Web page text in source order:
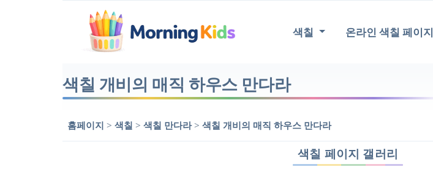
색칠 온라인 색칠 페이지
색칠 개비의 매직 하우스 만다라
홈페이지 > 색칠 > 색칠 만다라> 색칠 개비의 매직 하우스 만다라
색칠 페이지 갤러리